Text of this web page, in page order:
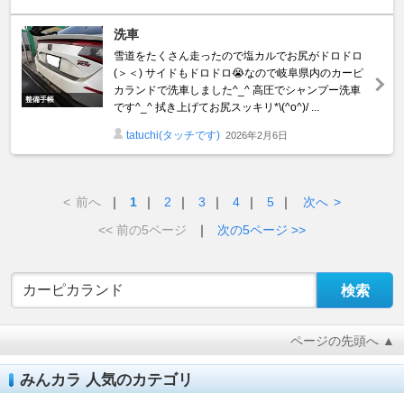
整備手帳
洗車
雪道をたくさん走ったので塩カルでお尻がドロドロ
(＞＜) サイドもドロドロ😭なので岐阜県内のカーピ
カランドで洗車しました^_^ 高圧でシャンプー洗車
です^_^ 拭き上げてお尻スッキリ*\(^o^)/ ...
tatuchi(タッチです) 2026年2月6日
< 前へ ｜ 1 ｜ 2 ｜ 3 ｜ 4 ｜ 5 ｜ 次へ >
<< 前の5ページ
｜ 次の5ページ >>
ページの先頭へ ▲
みんカラ 人気のカテゴリ